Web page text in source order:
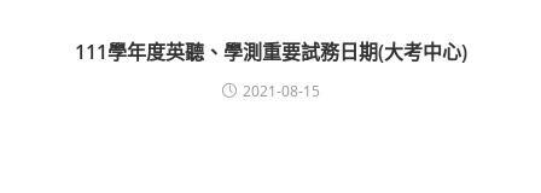
111學年度英聽、學測重要試務日期(大考中心)
2021-08-15